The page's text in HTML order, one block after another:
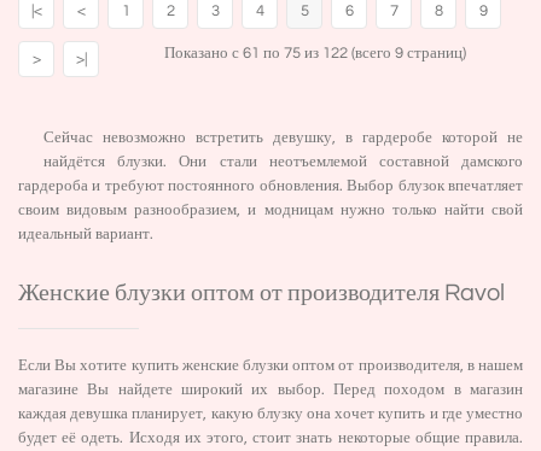
|< < 1 2 3 4 5 6 7 8 9
> >| Показано с 61 по 75 из 122 (всего 9 страниц)
Сейчас невозможно встретить девушку, в гардеробе которой не
найдётся блузки. Они стали неотъемлемой составной дамского
гардероба и требуют постоянного обновления. Выбор блузок впечатляет
своим видовым разнообразием, и модницам нужно только найти свой
идеальный вариант.
Женские блузки оптом от производителя Ravol
Если Вы хотите купить женские блузки оптом от производителя, в нашем
магазине Вы найдете широкий их выбор. Перед походом в магазин
каждая девушка планирует, какую блузку она хочет купить и где уместно
будет её одеть. Исходя их этого, стоит знать некоторые общие правила.